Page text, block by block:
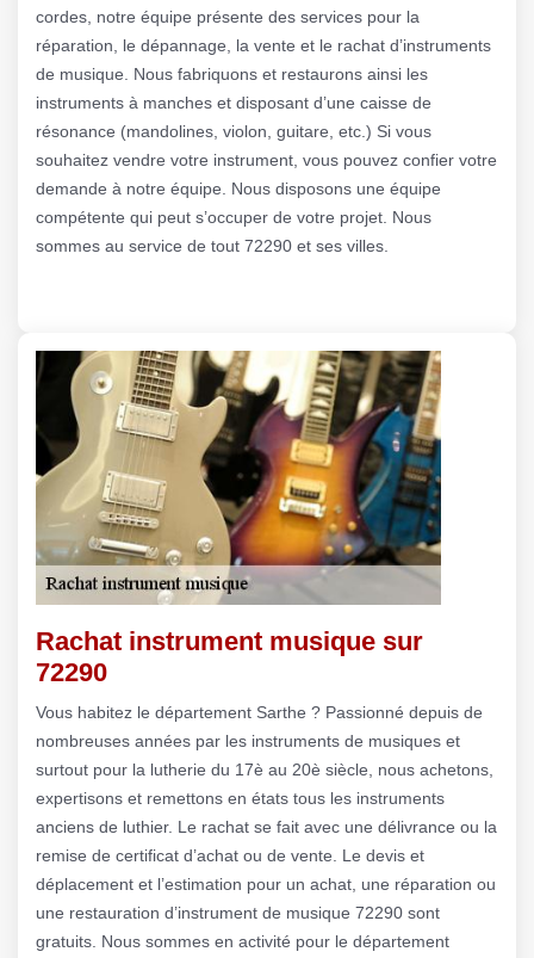
cordes, notre équipe présente des services pour la
réparation, le dépannage, la vente et le rachat d’instruments
de musique. Nous fabriquons et restaurons ainsi les
instruments à manches et disposant d’une caisse de
résonance (mandolines, violon, guitare, etc.) Si vous
souhaitez vendre votre instrument, vous pouvez confier votre
demande à notre équipe. Nous disposons une équipe
compétente qui peut s’occuper de votre projet. Nous
sommes au service de tout 72290 et ses villes.
Rachat instrument musique sur
72290
Vous habitez le département Sarthe ? Passionné depuis de
nombreuses années par les instruments de musiques et
surtout pour la lutherie du 17è au 20è siècle, nous achetons,
expertisons et remettons en états tous les instruments
anciens de luthier. Le rachat se fait avec une délivrance ou la
remise de certificat d’achat ou de vente. Le devis et
déplacement et l’estimation pour un achat, une réparation ou
une restauration d’instrument de musique 72290 sont
gratuits. Nous sommes en activité pour le département